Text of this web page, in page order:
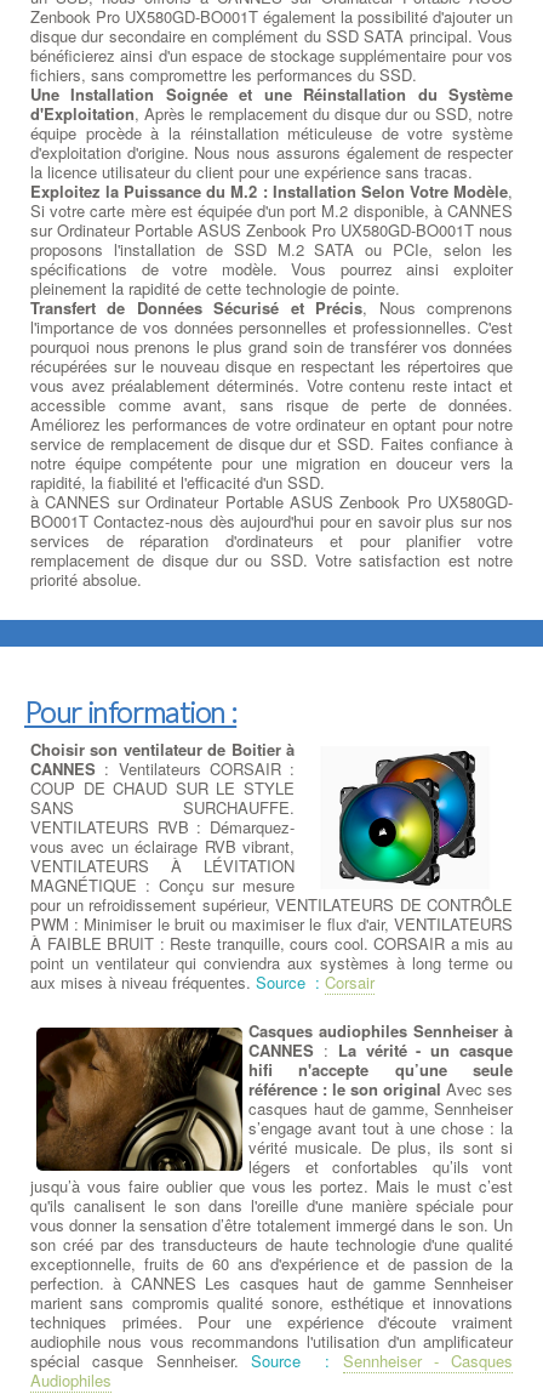
Zenbook Pro UX580GD-BO001T également la possibilité d'ajouter un
disque dur secondaire en complément du SSD SATA principal. Vous
bénéficierez ainsi d'un espace de stockage supplémentaire pour vos
fichiers, sans compromettre les performances du SSD.
Une Installation Soignée et une Réinstallation du Système
d'Exploitation, Après le remplacement du disque dur ou SSD, notre
équipe procède à la réinstallation méticuleuse de votre système
d'exploitation d'origine. Nous nous assurons également de respecter
la licence utilisateur du client pour une expérience sans tracas.
Exploitez la Puissance du M.2 : Installation Selon Votre Modèle,
Si votre carte mère est équipée d'un port M.2 disponible, à CANNES
sur Ordinateur Portable ASUS Zenbook Pro UX580GD-BO001T nous
proposons l'installation de SSD M.2 SATA ou PCIe, selon les
spécifications de votre modèle. Vous pourrez ainsi exploiter
pleinement la rapidité de cette technologie de pointe.
Transfert de Données Sécurisé et Précis, Nous comprenons
l'importance de vos données personnelles et professionnelles. C'est
pourquoi nous prenons le plus grand soin de transférer vos données
récupérées sur le nouveau disque en respectant les répertoires que
vous avez préalablement déterminés. Votre contenu reste intact et
accessible comme avant, sans risque de perte de données.
Améliorez les performances de votre ordinateur en optant pour notre
service de remplacement de disque dur et SSD. Faites confiance à
notre équipe compétente pour une migration en douceur vers la
rapidité, la fiabilité et l'efficacité d'un SSD.
à CANNES sur Ordinateur Portable ASUS Zenbook Pro UX580GD-
BO001T Contactez-nous dès aujourd'hui pour en savoir plus sur nos
services de réparation d'ordinateurs et pour planifier votre
remplacement de disque dur ou SSD. Votre satisfaction est notre
priorité absolue.
Pour information :
Choisir son ventilateur de Boitier à
CANNES : Ventilateurs CORSAIR :
COUP DE CHAUD SUR LE STYLE
SANS SURCHAUFFE.
VENTILATEURS RVB : Démarquez-
vous avec un éclairage RVB vibrant,
VENTILATEURS À LÉVITATION
MAGNÉTIQUE : Conçu sur mesure
pour un refroidissement supérieur, VENTILATEURS DE CONTRÔLE
PWM : Minimiser le bruit ou maximiser le flux d'air, VENTILATEURS
À FAIBLE BRUIT : Reste tranquille, cours cool. CORSAIR a mis au
point un ventilateur qui conviendra aux systèmes à long terme ou
aux mises à niveau fréquentes. Source : Corsair
Casques audiophiles Sennheiser à
CANNES : La vérité - un casque
hifi n'accepte qu’une seule
référence : le son original Avec ses
casques haut de gamme, Sennheiser
s’engage avant tout à une chose : la
vérité musicale. De plus, ils sont si
légers et confortables qu’ils vont
jusqu’à vous faire oublier que vous les portez. Mais le must c’est
qu'ils canalisent le son dans l'oreille d'une manière spéciale pour
vous donner la sensation d’être totalement immergé dans le son. Un
son créé par des transducteurs de haute technologie d'une qualité
exceptionnelle, fruits de 60 ans d'expérience et de passion de la
perfection. à CANNES Les casques haut de gamme Sennheiser
marient sans compromis qualité sonore, esthétique et innovations
techniques primées. Pour une expérience d'écoute vraiment
audiophile nous vous recommandons l'utilisation d'un amplificateur
spécial casque Sennheiser. Source : Sennheiser - Casques
Audiophiles